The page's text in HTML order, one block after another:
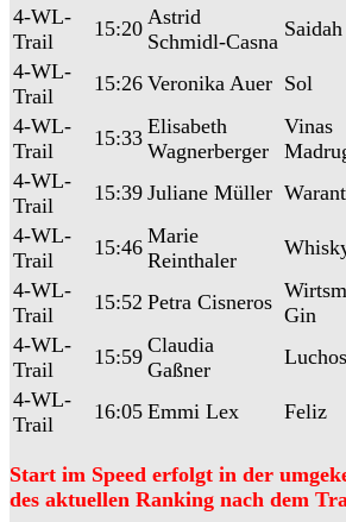
4-WL-
Trail
15:20 Astrid
Schmidl-Casna
Saidah
4-WL-
Trail
15:26 Veronika Auer Sol
4-WL-
Trail
15:33 Elisabeth
Wagnerberger
Vinas
4-WL-
Trail
15:39 Juliane Müller Warant
4-WL-
Trail
15:46 Marie
Reinthaler
4-WL-
Trail
15:52 Petra Cisneros
Gin
4-WL-
Trail
15:59 Claudia
Gaßner
4-WL-
Trail
16:05 Emmi Lex Feliz
Start im Speed erfolgt in der
des aktuellen Ranking nach dem